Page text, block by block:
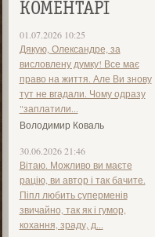
КОМЕНТАРІ
01.07.2026 10:25
Дякую, Олександре, за
висловлену думку! Все має
право на життя. Але Ви знову
тут не вгадали. Чому одразу
"заплатили...
Володимир Коваль
30.06.2026 21:46
Вітаю. Можливо ви маєте
рацію, ви автор і так бачите.
Піпл любить суперменів
звичайно, так як і гумор,
кохання, зраду, д...